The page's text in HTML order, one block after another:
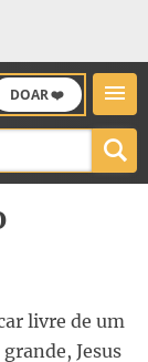
DOAR ❤️
livre de um
Jesus